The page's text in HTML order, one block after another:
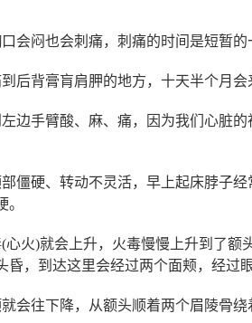
会闷也会刺痛，刺痛的时间是短暂的
后背膏肓肩胛的地方，十天半个月
边手臂酸、麻、痛，因为我们心脏
僵硬、转动不灵活，早上起床脖子
心火)就会上升，火毒慢慢上升到了
昏，到达这里会经过两个面颊，经过
会往下降，从额头顺着两个眉陵骨